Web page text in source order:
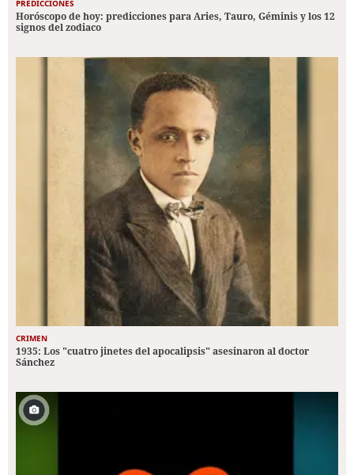
PREDICCIONES
Horóscopo de hoy: predicciones para Aries, Tauro, Géminis y los 12
signos del zodiaco
CRIMEN
1935: Los "cuatro jinetes del apocalipsis" asesinaron al doctor
Sánchez